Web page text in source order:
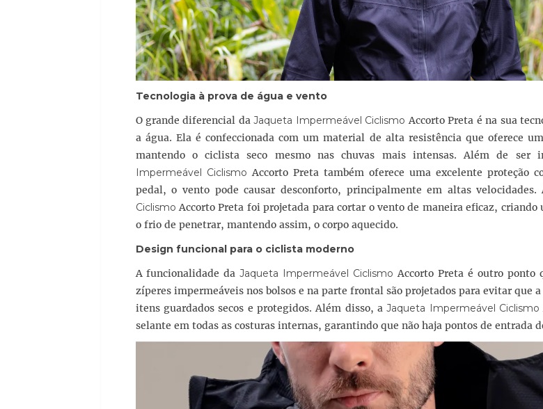
Tecnologia à prova de água e vento
O grande diferencial daJaqueta Impermeável Ciclismo Accorto Preta é na sua
a água. Ela é confeccionada com um material de alta resistência que oferece
mantendo o ciclista seco mesmo nas chuvas mais intensas. Além de ser
Impermeável Ciclismo Accorto Preta também oferece uma excelente proteção
pedal, o vento pode causar desconforto, principalmente em altas velocidades.
Ciclismo Accorto Preta foi projetada para cortar o vento de maneira eficaz, criando
o frio de penetrar, mantendo assim, o corpo aquecido.
Design funcional para o ciclista moderno
A funcionalidade daJaqueta Impermeável Ciclismo Accorto Preta é outro ponto
zíperes impermeáveis nos bolsos e na parte frontal são projetados para evitar que
itens guardados secos e protegidos. Além disso, aJaqueta Impermeável Ciclismo
selante em todas as costuras internas, garantindo que não haja pontos de entrada